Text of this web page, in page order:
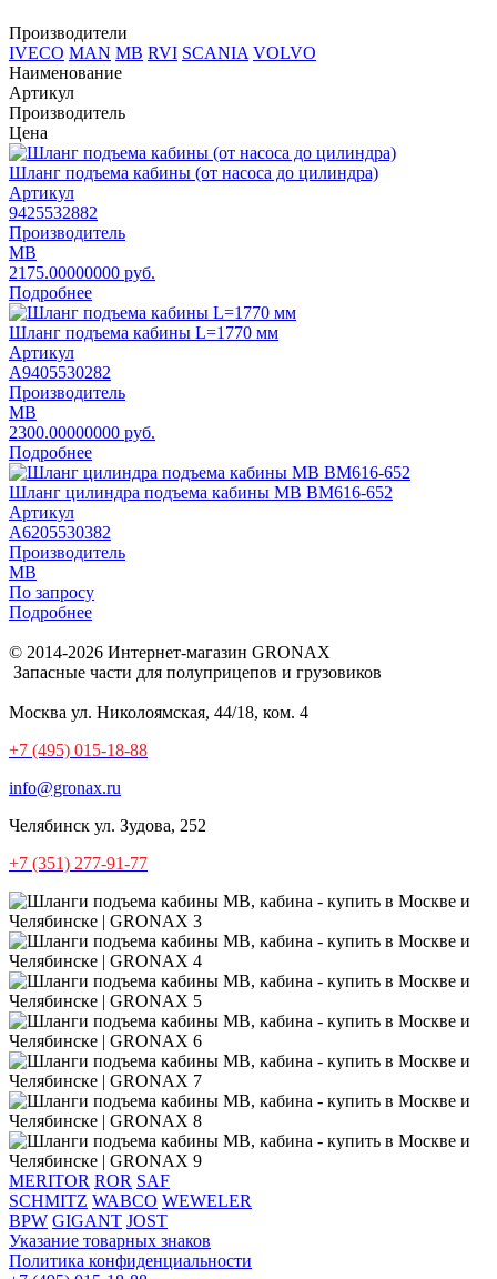
Производители
IVECO MAN MB RVI SCANIA VOLVO
Наименование
Артикул
Производитель
Цена
Шланг подъема кабины (от насоса до цилиндра)
Артикул
9425532882
Производитель
MB
2175.00000000 руб.
Подробнее
Шланг подъема кабины L=1770 мм
Артикул
A9405530282
Производитель
MB
2300.00000000 руб.
Подробнее
Шланг цилиндра подъема кабины MB BM616-652
Артикул
A6205530382
Производитель
MB
По запросу
Подробнее
© 2014-2026 Интернет-магазин GRONAX
Запасные части для полуприцепов и грузовиков
Москва ул. Николоямская, 44/18, ком. 4
+7 (495) 015-18-88
info@gronax.ru
Челябинск ул. Зудова, 252
+7 (351) 277-91-77
MERITOR ROR SAF
SCHMITZ WABCO WEWELER
BPW GIGANT JOST
Указание товарных знаков
Политика конфиденциальности